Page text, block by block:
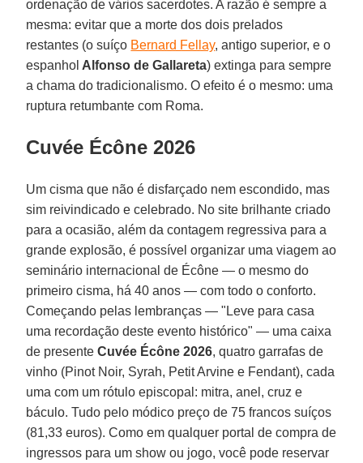
ordenação de vários sacerdotes. A razão é sempre a
mesma: evitar que a morte dos dois prelados
restantes (o suíço Bernard Fellay, antigo superior, e o
espanhol Alfonso de Gallareta) extinga para sempre
a chama do tradicionalismo. O efeito é o mesmo: uma
ruptura retumbante com Roma.
Cuvée Écône 2026
Um cisma que não é disfarçado nem escondido, mas
sim reivindicado e celebrado. No site brilhante criado
para a ocasião, além da contagem regressiva para a
grande explosão, é possível organizar uma viagem ao
seminário internacional de Écône — o mesmo do
primeiro cisma, há 40 anos — com todo o conforto.
Começando pelas lembranças — "Leve para casa
uma recordação deste evento histórico" — uma caixa
de presenteCuvée Écône 2026, quatro garrafas de
vinho (Pinot Noir, Syrah, Petit Arvine e Fendant), cada
uma com um rótulo episcopal: mitra, anel, cruz e
báculo. Tudo pelo módico preço de 75 francos suíços
(81,33 euros). Como em qualquer portal de compra de
ingressos para um show ou jogo, você pode reservar